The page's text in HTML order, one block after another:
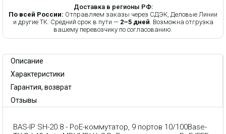
Доставка в регионы РФ:
По всей России: Отправляем заказы через СДЭК, Деловые Линии
и другие ТК. Средний срок в пути — 2–5 дней. Возможна отгрузка
вашему перевозчику по согласованию.
Описание
Характеристики
Гарантия, возврат
Отзывы
BAS-IP SH-20.8 - PoE-коммутатор, 9 портов 10/100Base-